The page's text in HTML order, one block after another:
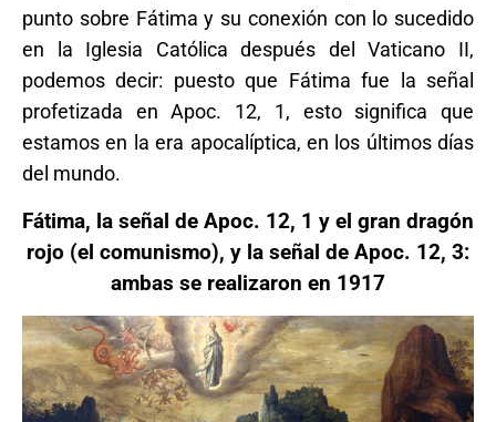
punto sobre Fátima y su conexión con lo sucedido
en la Iglesia Católica después del Vaticano II,
podemos decir: puesto que Fátima fue la señal
profetizada en Apoc. 12, 1, esto significa que
estamos en la era apocalíptica, en los últimos días
del mundo.
Fátima, la señal de Apoc. 12, 1 y el gran dragón
rojo (el comunismo), y la señal de Apoc. 12, 3:
ambas se realizaron en 1917